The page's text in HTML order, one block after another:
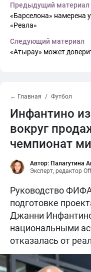
Предыдущий материал
«Барселона» намерена
«Реала»
Следующий материал
«Атырау» может
← Главная Футбол
Инфантино
вокруг
чемпионат
Автор: Палагутина
Эксперт, редактор
Руководство
подготовке
Джанни
национальными
отказалась от